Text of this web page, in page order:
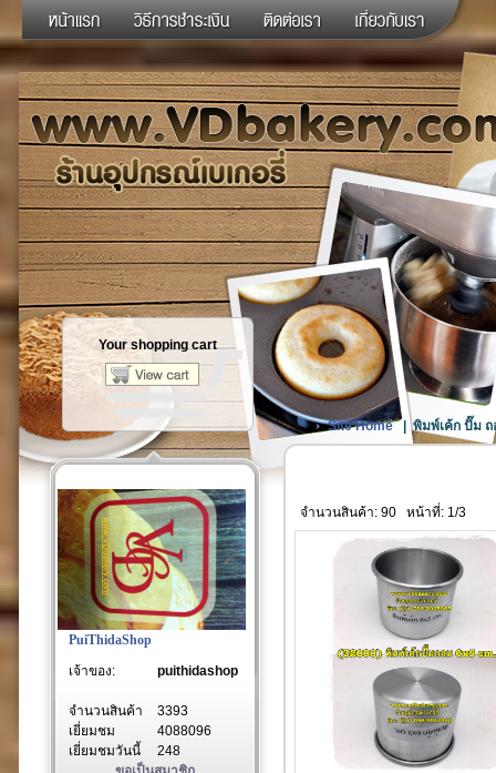
Your shopping cart
PuiThidaShop
เจ้าของ:
puithidashop
จำนวนสินค้า
3393
เยี่ยมชม
4088096
เยี่ยมชมวันนี้
248
Site Home|พิมพ์เค้ก ปั๊ม
จำนวนสินค้า: 90 หน้าที่: 1/3